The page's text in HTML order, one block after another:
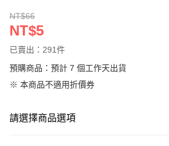
NT$66
NT$5
已賣出：291件
預購商品：預計 7 個工作天出貨
※ 本商品不適用折價券
請選擇商品選項